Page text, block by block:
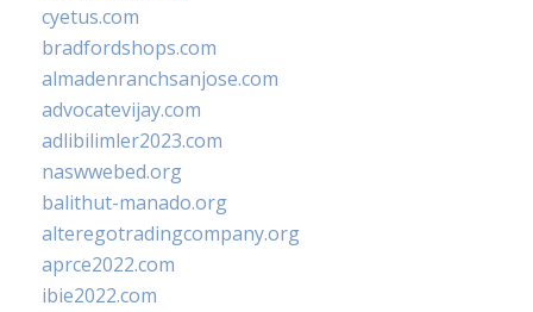
cyetus.com
bradfordshops.com
almadenranchsanjose.com
advocatevijay.com
adlibilimler2023.com
naswwebed.org
balithut-manado.org
alteregotradingcompany.org
aprce2022.com
ibie2022.com